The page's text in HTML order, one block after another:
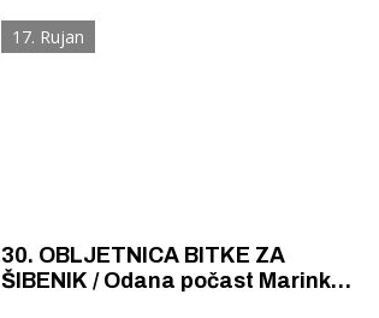
mosta do Rogoznice obilježili 33.
obljetnicu Bitke za Šibenik
17. Rujan
30. OBLJETNICA BITKE ZA
ŠIBENIK / Odana počast Marinku